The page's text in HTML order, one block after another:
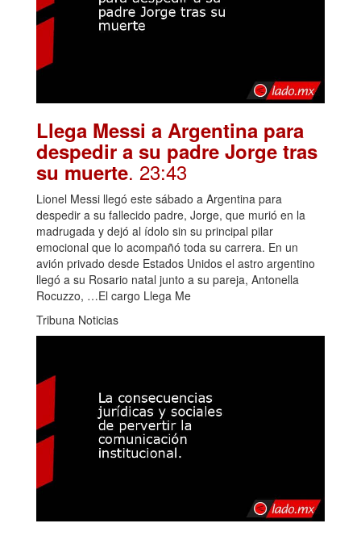
Llega Messi a Argentina para
despedir a su padre Jorge tras
su muerte. 23:43
Lionel Messi llegó este sábado a Argentina para
despedir a su fallecido padre, Jorge, que murió en la
madrugada y dejó al ídolo sin su principal pilar
emocional que lo acompañó toda su carrera. En un
avión privado desde Estados Unidos el astro argentino
llegó a su Rosario natal junto a su pareja, Antonella
Rocuzzo, …El cargo Llega Me
Tribuna Noticias